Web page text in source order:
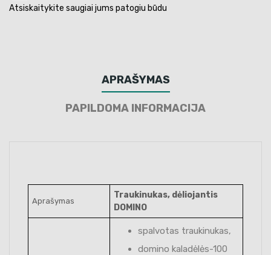
Atsiskaitykite saugiai jums patogiu būdu
APRAŠYMAS
PAPILDOMA INFORMACIJA
Aprašymas
Traukinukas, dėliojantis
DOMINO
spalvotas traukinukas,
domino kaladėlės-100